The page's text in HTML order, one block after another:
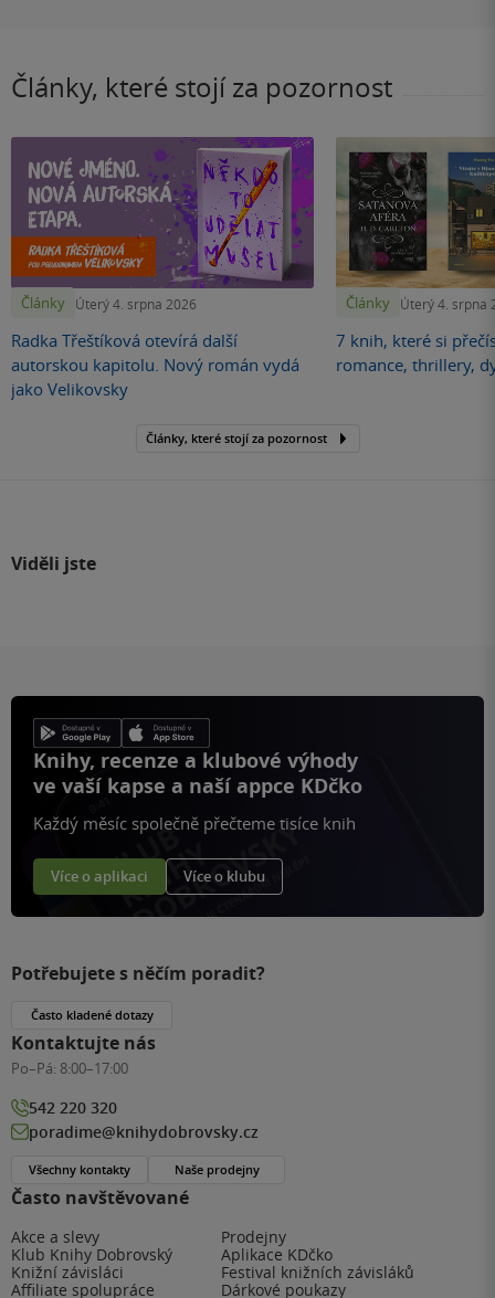
Články, které stojí za pozornost
Články Úterý 4. srpna 2026
Radka Třeštíková otevírá další
autorskou kapitolu. Nový román vydá
jako Velikovsky
Články Úterý 4. srpna
7 knih, které si
romance, thrillery,
Články, které stojí za pozornost
Viděli jste
Knihy, recenze a klubové výhody
ve vaší kapse a naší appce KDčko
Každý měsíc společně přečteme tisíce knih
Více o aplikaci Více o klubu
Často navštěvované
Akce a slevy
Prodejny
Klub Knihy Dobrovský
Aplikace KDčko
Knižní závisláci
Festival knižních závisláků
Affiliate spolupráce
Dárkové poukazy
Potřebujete s něčím poradit?
Často kladené dotazy
Kontaktujte nás
Po–Pá: 8:00–17:00
542 220 320
poradime@knihydobrovsky.cz
Všechny kontakty Naše prodejny